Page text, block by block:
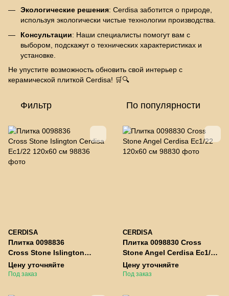
Экологические решения: Cerdisa заботится о природе,
используя экологически чистые технологии производства.
Консультации: Наши специалисты помогут вам с
выбором, подскажут о технических характеристиках и
установке.
Не упустите возможность обновить свой интерьер с
керамической плиткой Cerdisa! 🛒🔍
Фильтр По популярности
CERDISA
Плитка 0098836
Cross Stone Islington
Cerdisa Ec1/22 120x60 см
Цену уточняйте
Под заказ
CERDISA
Плитка 0098830 Cross
Stone Angel Cerdisa Ec1/22
120x60 см
Цену уточняйте
Под заказ